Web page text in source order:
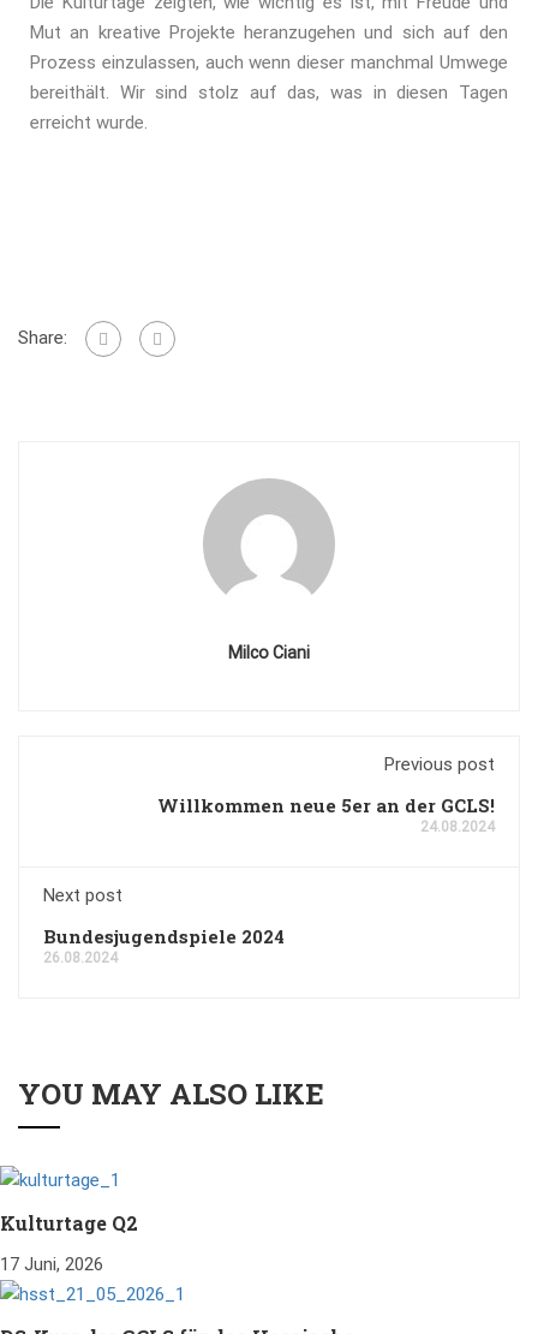
Mut an kreative Projekte heranzugehen und sich auf den
Prozess einzulassen, auch wenn dieser manchmal Umwege
bereithält. Wir sind stolz auf das, was in diesen Tagen
erreicht wurde.
Share:
Milco Ciani
Previous post
Willkommen neue 5er an der GCLS!
24.08.2024
Next post
Bundesjugendspiele 2024
26.08.2024
YOU MAY ALSO LIKE
Kulturtage Q2
17 Juni, 2026